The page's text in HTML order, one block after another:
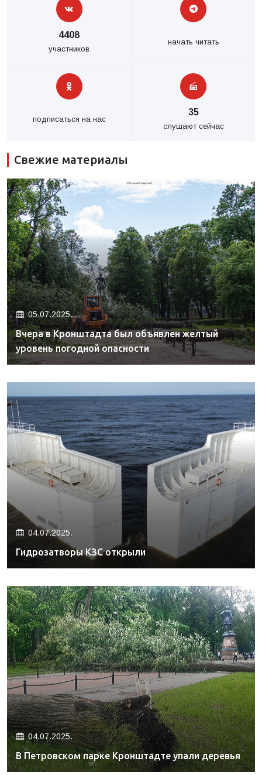
4408
участников
начать читать
подписаться на нас
35
слушают сейчас
Свежие материалы
05.07.2025.
Вчера в Кронштадта был объявлен желтый
уровень погодной опасности
04.07.2025.
Гидрозатворы КЗС открыли
04.07.2025.
В Петровском парке Кронштадте упали деревья